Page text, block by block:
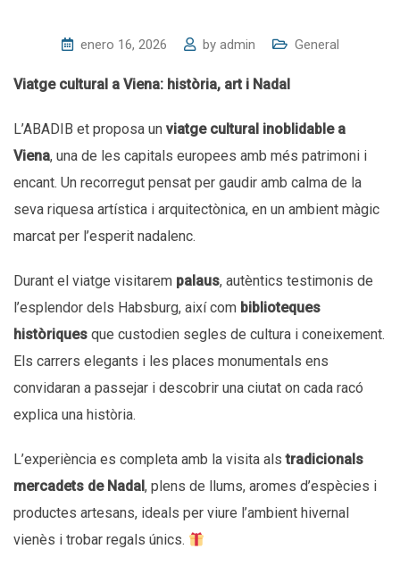
enero 16, 2026 by admin General
Viatge cultural a Viena: història, art i Nadal
L’ABADIB et proposa un viatge cultural inoblidable a
Viena, una de les capitals europees amb més patrimoni i
encant. Un recorregut pensat per gaudir amb calma de la
seva riquesa artística i arquitectònica, en un ambient màgic
marcat per l’esperit nadalenc.
Durant el viatge visitarem palaus, autèntics testimonis de
l’esplendor dels Habsburg, així com biblioteques
històriques que custodien segles de cultura i coneixement.
Els carrers elegants i les places monumentals ens
convidaran a passejar i descobrir una ciutat on cada racó
explica una història.
L’experiència es completa amb la visita alstradicionals
mercadets de Nadal, plens de llums, aromes d’espècies i
productes artesans, ideals per viure l’ambient hivernal
vienès i trobar regals únics.